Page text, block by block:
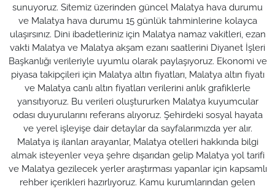
sunuyoruz. Sitemiz üzerinden güncel Malatya hava durumu
ve Malatya hava durumu 15 günlük tahminlerine kolayca
ulaşırsınız. Dini ibadetleriniz için Malatya namaz vakitleri, ezan
vakti Malatya ve Malatya akşam ezanı saatlerini Diyanet İşleri
Başkanlığı verileriyle uyumlu olarak paylaşıyoruz. Ekonomi ve
piyasa takipçileri için Malatya altın fiyatları, Malatya altın fiyatı
ve Malatya canlı altın fiyatları verilerini anlık grafiklerle
yansıtıyoruz. Bu verileri oluştururken Malatya kuyumcular
odası duyurularını referans alıyoruz. Şehirdeki sosyal hayata
ve yerel işleyişe dair detaylar da sayfalarımızda yer alır.
Malatya iş ilanları arayanlar, Malatya otelleri hakkında bilgi
almak isteyenler veya şehre dışarıdan gelip Malatya yol tarifi
ve Malatya gezilecek yerler araştırması yapanlar için kapsamlı
rehber içerikleri hazırlıyoruz. Kamu kurumlarından gelen